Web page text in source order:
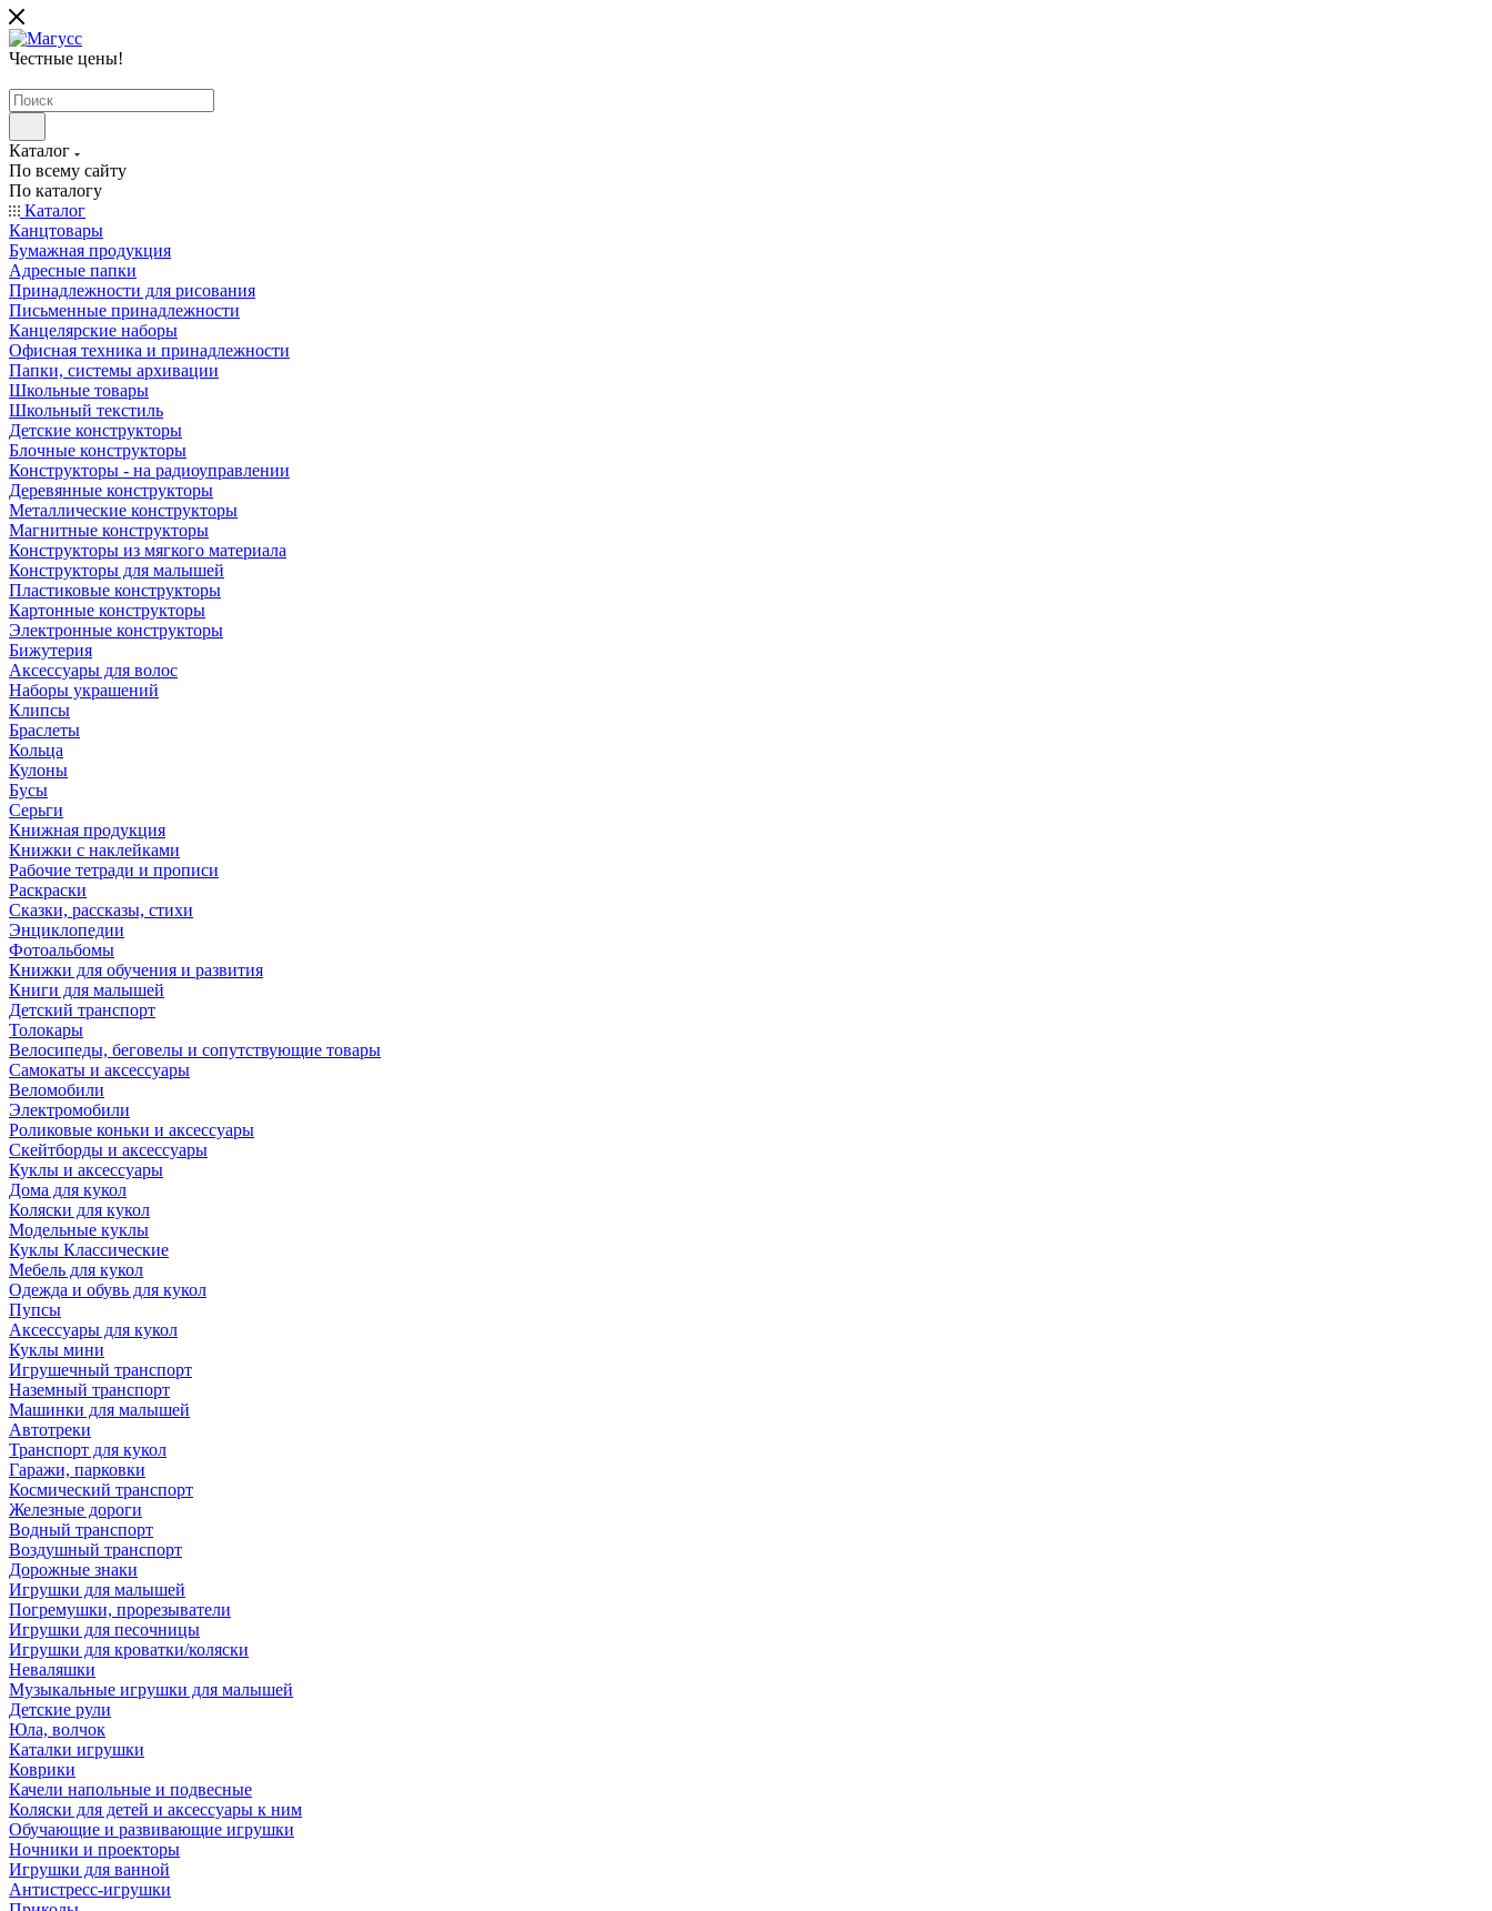
Честные цены!
Каталог
По всему сайту
По каталогу
Каталог
Канцтовары
Бумажная продукция
Адресные папки
Принадлежности для рисования
Письменные принадлежности
Канцелярские наборы
Офисная техника и принадлежности
Папки, системы архивации
Школьные товары
Школьный текстиль
Детские конструкторы
Блочные конструкторы
Конструкторы - на радиоуправлении
Деревянные конструкторы
Металлические конструкторы
Магнитные конструкторы
Конструкторы из мягкого материала
Конструкторы для малышей
Пластиковые конструкторы
Картонные конструкторы
Электронные конструкторы
Бижутерия
Аксессуары для волос
Наборы украшений
Клипсы
Браслеты
Кольца
Кулоны
Бусы
Серьги
Книжная продукция
Книжки с наклейками
Рабочие тетради и прописи
Раскраски
Сказки, рассказы, стихи
Энциклопедии
Фотоальбомы
Книжки для обучения и развития
Книги для малышей
Детский транспорт
Толокары
Велосипеды, беговелы и сопутствующие товары
Самокаты и аксессуары
Веломобили
Электромобили
Роликовые коньки и аксессуары
Скейтборды и аксессуары
Куклы и аксессуары
Дома для кукол
Коляски для кукол
Модельные куклы
Куклы Классические
Мебель для кукол
Одежда и обувь для кукол
Пупсы
Аксессуары для кукол
Куклы мини
Игрушечный транспорт
Наземный транспорт
Машинки для малышей
Автотреки
Транспорт для кукол
Гаражи, парковки
Космический транспорт
Железные дороги
Водный транспорт
Воздушный транспорт
Дорожные знаки
Игрушки для малышей
Погремушки, прорезыватели
Игрушки для песочницы
Игрушки для кроватки/коляски
Неваляшки
Музыкальные игрушки для малышей
Детские рули
Юла, волчок
Каталки игрушки
Коврики
Качели напольные и подвесные
Коляски для детей и аксессуары к ним
Обучающие и развивающие игрушки
Ночники и проекторы
Игрушки для ванной
Антистресс-игрушки